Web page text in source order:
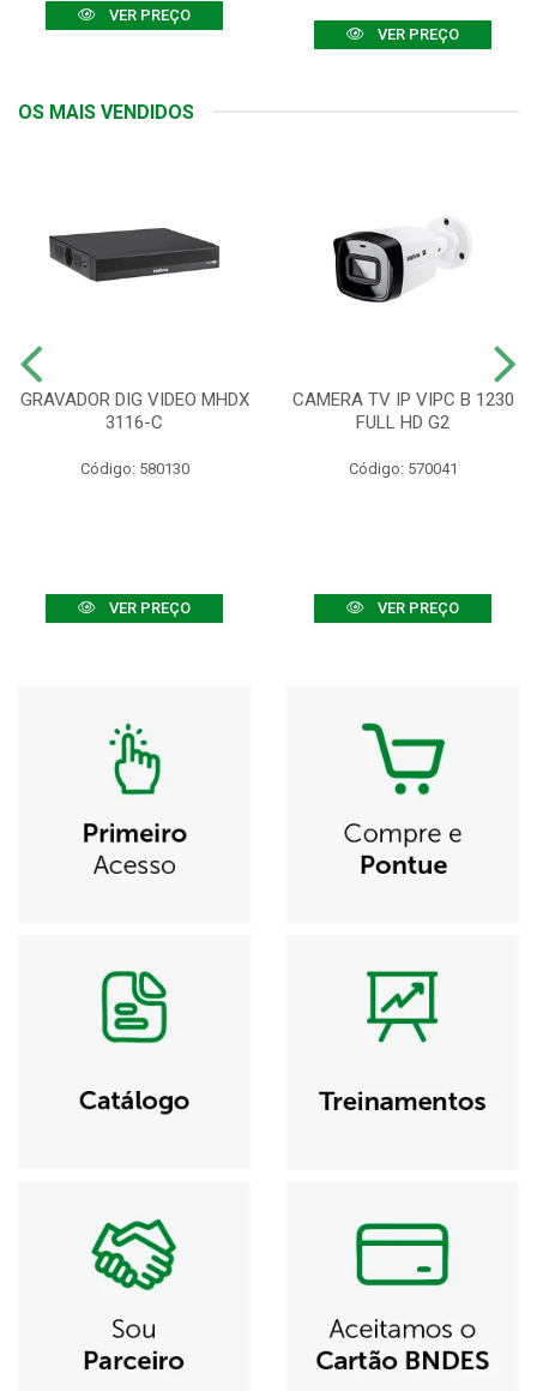
VER PREÇO
VER PREÇO
OS MAIS VENDIDOS
GRAVADOR DIG VIDEO MHDX
3116-C
Código: 580130
VER PREÇO
CAMERA TV IP VIPC B 1230
FULL HD G2
Código: 570041
VER PREÇO